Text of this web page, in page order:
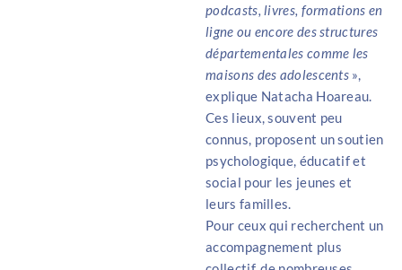
podcasts, livres, formations en
ligne ou encore des structures
départementales comme les
maisons des adolescents »,
explique Natacha Hoareau.
Ces lieux, souvent peu
connus, proposent un soutien
psychologique, éducatif et
social pour les jeunes et
leurs familles.
Pour ceux qui recherchent un
accompagnement plus